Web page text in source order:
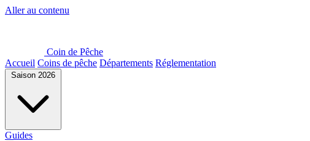
Aller au contenu
Coin de Pêche
Accueil Coins de pêche Départements Réglementation
Saison 2026
Guides